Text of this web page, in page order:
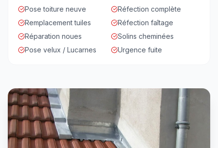
Pose toiture neuve
Réfection complète
Remplacement tuiles
Réfection faîtage
Réparation noues
Solins cheminées
Pose velux / Lucarnes
Urgence fuite